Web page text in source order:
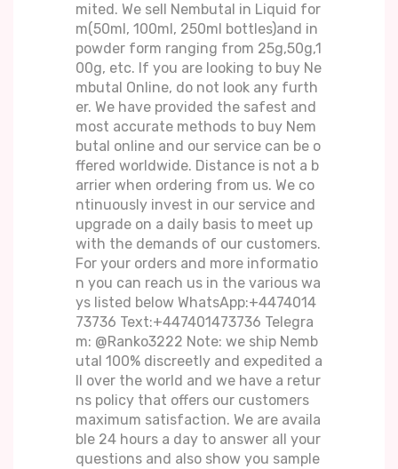
mited. We sell Nembutal in Liquid for
m(50ml, 100ml, 250ml bottles)and in
powder form ranging from 25g,50g,1
00g, etc. If you are looking to buy Ne
mbutal Online, do not look any furth
er. We have provided the safest and
most accurate methods to buy Nem
butal online and our service can be o
ffered worldwide. Distance is not a b
arrier when ordering from us. We co
ntinuously invest in our service and
upgrade on a daily basis to meet up
with the demands of our customers.
For your orders and more informatio
n you can reach us in the various wa
ys listed below WhatsApp:+4474014
73736 Text:+447401473736 Telegra
m: @Ranko3222 Note: we ship Nemb
utal 100% discreetly and expedited a
ll over the world and we have a retur
ns policy that offers our customers
maximum satisfaction. We are availa
ble 24 hours a day to answer all your
questions and also show you sample